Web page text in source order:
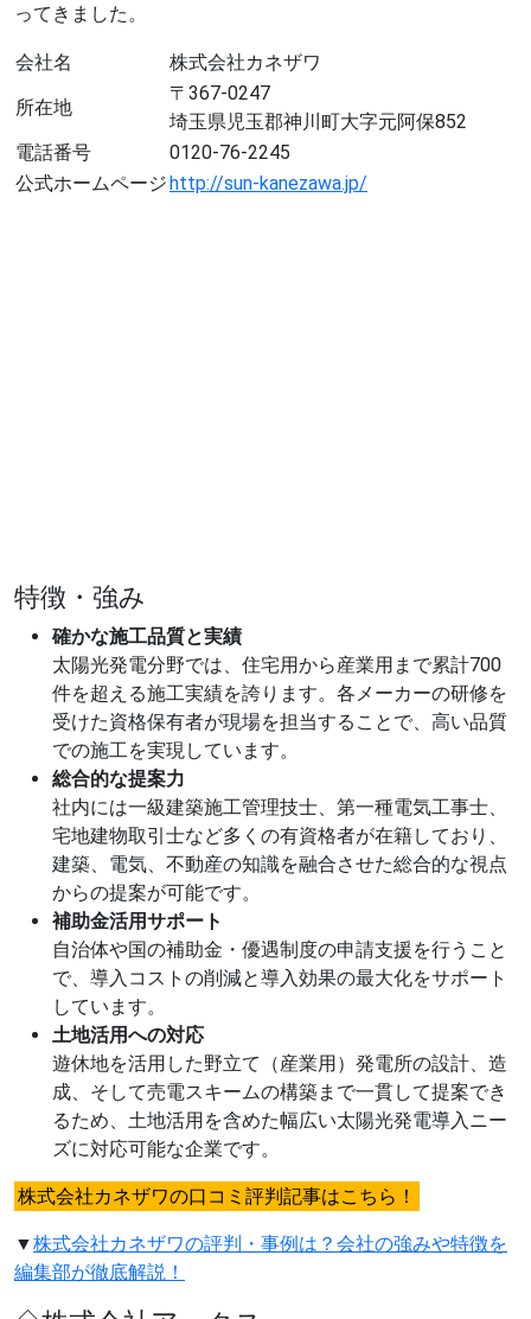
ってきました。
会社名
株式会社カネザワ
所在地
〒367-0247
埼玉県児玉郡神川町大字元阿保852
電話番号
0120-76-2245
公式ホームページhttp://sun-kanezawa.jp/
特徴・強み
確かな施工品質と実績
太陽光発電分野では、住宅用から産業用まで累計700
件を超える施工実績を誇ります。各メーカーの研修を
受けた資格保有者が現場を担当することで、高い品質
での施工を実現しています。
総合的な提案力
社内には一級建築施工管理技士、第一種電気工事士、
宅地建物取引士など多くの有資格者が在籍しており、
建築、電気、不動産の知識を融合させた総合的な視点
からの提案が可能です。
補助金活用サポート
自治体や国の補助金・優遇制度の申請支援を行うこと
で、導入コストの削減と導入効果の最大化をサポート
しています。
土地活用への対応
遊休地を活用した野立て（産業用）発電所の設計、造
成、そして売電スキームの構築まで一貫して提案でき
るため、土地活用を含めた幅広い太陽光発電導入ニー
ズに対応可能な企業です。
株式会社カネザワの口コミ評判記事はこちら！
▼株式会社カネザワの評判・事例は？会社の強みや特徴を
編集部が徹底解説！